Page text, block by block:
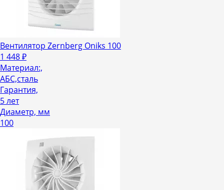
Вентилятор Zernberg Oniks 100
1 448₽
Материал:,
АБС,сталь
Гарантия,
5 лет
Диаметр, мм
100